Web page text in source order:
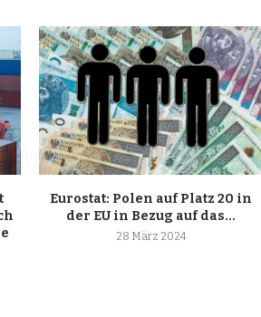
Eurostat: Polen auf Platz 20 in
der EU in Bezug auf das...
28 März 2024